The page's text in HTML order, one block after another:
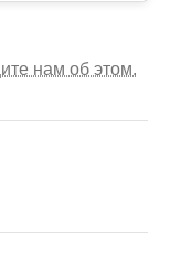
нам об этом.